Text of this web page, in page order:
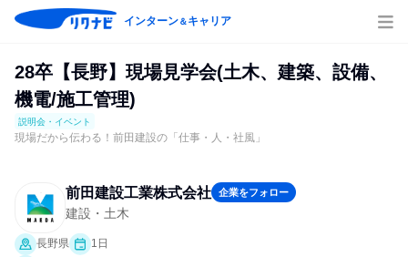
インターン＆キャリア
28卒【長野】現場見学会(土木、建築、設備、
機電/施工管理)
説明会・イベント
現場だから伝わる！前田建設の「仕事・人・社風」
前田建設工業株式会社 企業をフォロー
建設・土木
長野県
1日